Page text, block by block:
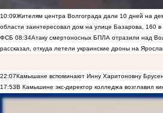
10:09Жителям центра Волгограда дали 10 дней на
области заинтересовал дом на улице Базарова, 160
ФСБ 08:34Атаку смертоносных БПЛА отразили над
рассказал, откуда летели украинские дроны на
22:07Камышане вспоминают Инну Харитоновну
17:53В Камышине экс-директор колледжа возглавил